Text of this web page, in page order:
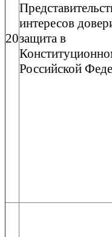
20
интересов
защита в
Российской